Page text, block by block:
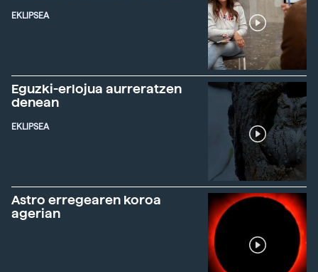
EKLIPSEA
Eguzki-erlojua aurreratzen
denean
EKLIPSEA
Astro erregearen koroa
agerian